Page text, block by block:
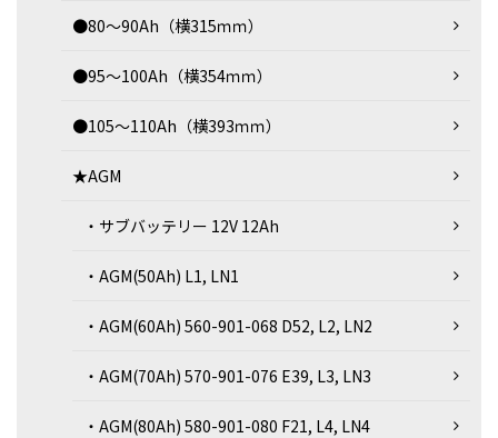
●80～90Ah（横315ｍｍ）
●95～100Ah（横354ｍｍ）
●105～110Ah（横393ｍｍ）
★AGM
・サブバッテリー 12V 12Ah
・AGM(50Ah) L1, LN1
・AGM(60Ah) 560-901-068 D52, L2, LN2
・AGM(70Ah) 570-901-076 E39, L3, LN3
・AGM(80Ah) 580-901-080 F21, L4, LN4